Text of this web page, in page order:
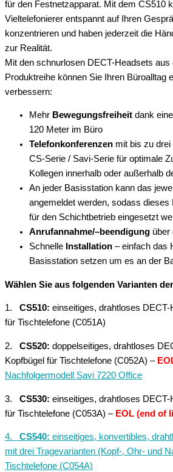
für den Festnetzapparat. Mit dem CS510
Vieltelefonierer entspannt auf Ihren
konzentrieren und haben jederzeit die
zur Realität.
Mit den schnurlosen DECT-Headsets aus
Produktreihe können Sie Ihren Büroalltag
verbessern:
Mehr Bewegungsfreiheit dank
120 Meter im Büro
Telefonkonferenzen mit bis zu
CS-Serie / Savi-Serie für optimale
Kollegen innerhalb oder außerhalb
An jeder Basisstation kann das
angemeldet werden, sodass
für den Schichtbetrieb eingesetzt
Anrufannahme/–beendigung über
Schnelle Installation – einfach das
Basisstation setzen um es an der
Wählen Sie aus folgenden Varianten
1. CS510: einseitiges, drahtloses DECT-
für Tischtelefone (C051A)
2. CS520: doppelseitiges, drahtloses
Kopfbügel für Tischtelefone (C052A) –
Nachfolgermodell Savi 7220 Office
3. CS530: einseitiges, drahtloses
für Tischtelefone (C053A) – EOL (end of
4. CS540: einseitiges, konvertibles,
mit drei Tragevarianten (Kopf-, Ohr- und
Tischtelefone (C054A)